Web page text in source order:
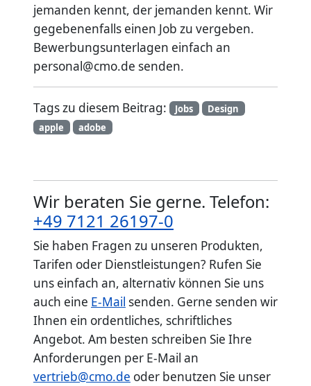
jemanden kennt, der jemanden kennt. Wir
gegebenenfalls einen Job zu vergeben.
Bewerbungsunterlagen einfach an
personal@cmo.de senden.
Tags zu diesem Beitrag: Jobs
Design
apple
adobe
Wir beraten Sie gerne. Telefon:
+49 7121 26197-0
Sie haben Fragen zu unseren Produkten,
Tarifen oder Dienstleistungen? Rufen Sie
uns einfach an, alternativ können Sie uns
auch eine E-Mail senden. Gerne senden wir
Ihnen ein ordentliches, schriftliches
Angebot. Am besten schreiben Sie Ihre
Anforderungen per E-Mail an
vertrieb@cmo.de oder benutzen Sie unser